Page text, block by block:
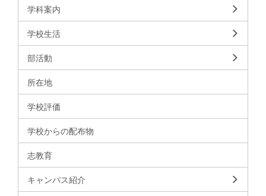
学科案内
学校生活
部活動
所在地
学校評価
学校からの配布物
志教育
キャンパス紹介